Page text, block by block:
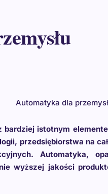
Automatyka dla
istotnym
przedsiębiorstwa na
Automatyka,
wyższej jakości